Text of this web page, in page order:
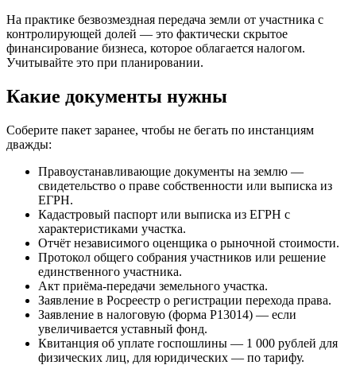
На практике безвозмездная передача земли от участника с
контролирующей долей — это фактически скрытое
финансирование бизнеса, которое облагается налогом.
Учитывайте это при планировании.
Какие документы нужны
Соберите пакет заранее, чтобы не бегать по инстанциям
дважды:
Правоустанавливающие документы на землю —
свидетельство о праве собственности или выписка из
ЕГРН.
Кадастровый паспорт или выписка из ЕГРН с
характеристиками участка.
Отчёт независимого оценщика о рыночной стоимости.
Протокол общего собрания участников или решение
единственного участника.
Акт приёма-передачи земельного участка.
Заявление в Росреестр о регистрации перехода права.
Заявление в налоговую (форма Р13014) — если
увеличивается уставный фонд.
Квитанция об уплате госпошлины — 1 000 рублей для
физических лиц, для юридических — по тарифу.